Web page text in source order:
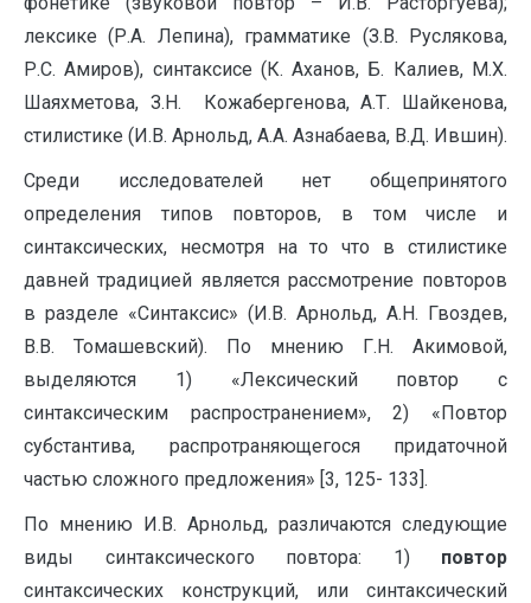
лексике (Р.А. Лепина), грамматике (З.В. Руслякова,
Р.С. Амиров), синтаксисе (К. Аханов, Б. Калиев, М.Х.
Шаяхметова, З.Н. Кожабергенова, А.Т. Шайкенова,
стилистике (И.В. Арнольд, А.А. Азнабаева, В.Д. Ившин).
Среди исследователей нет общепринятого
определения типов повторов, в том числе и
синтаксических, несмотря на то что в стилистике
давней традицией является рассмотрение повторов
в разделе «Синтаксис» (И.В. Арнольд, А.Н. Гвоздев,
В.В. Томашевский). По мнению Г.Н. Акимовой,
выделяются 1) «Лексический повтор с
синтаксическим распространением», 2) «Повтор
субстантива, распротраняющегося придаточной
частью сложного предложения» [3, 125- 133].
По мнению И.В. Арнольд, различаются следующие
виды синтаксического повтора: 1) повтор
синтаксических конструкций, или синтаксический